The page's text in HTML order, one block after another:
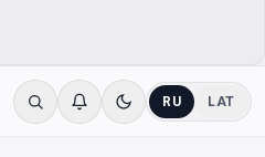
RU LAT